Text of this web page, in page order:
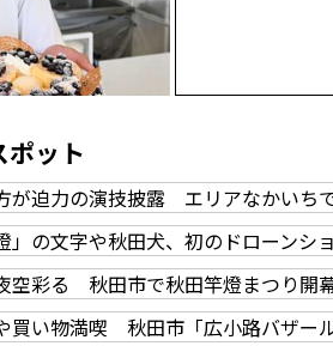
ポット
が迫力の演技披露 エリアなかいち
」の文字や秋田犬、初のドローンシ
空彩る 秋田市で秋田竿燈まつり開
買い物満喫 秋田市「広小路バザー